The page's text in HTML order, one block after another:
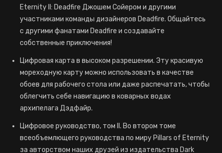
Eternity II: Deadfire Джошем Сойером и другими
участниками команды дизайнеров Deadfire. Общайтесь
с другими фанатами Deadfire и создавайте
собственные приключения!
Цифровая карта в высоком разрешении. Эту красивую
мореходную карту можно использовать в качестве
обоев для рабочего стола или даже распечатать, чтобы
облегчить себе навигацию в коварных водах
архипелага Дэдфайр.
Цифровое руководство, том II. Во втором томе
всеобъемлющего руководства по миру Pillars of Eternity
за авторством наших друзей из издательства Dark